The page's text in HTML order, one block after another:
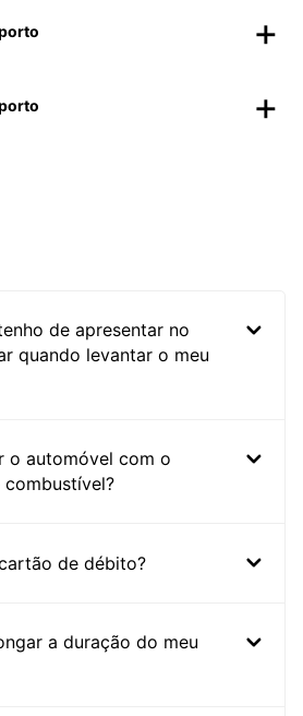
de apresentar no
quando levantar o meu
o automóvel com o
de débito?
a duração do meu